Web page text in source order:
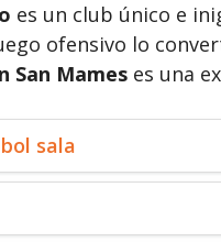
es un club único e
ofensivo lo
San Mames es una
sala